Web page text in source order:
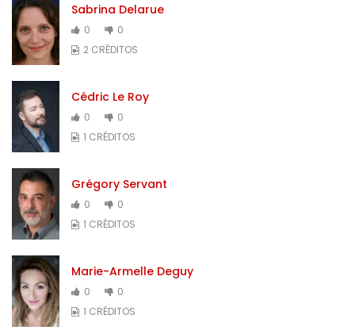
Sabrina Delarue
0
0
2 CRÉDITOS
Cédric Le Roy
0
0
1 CRÉDITOS
Grégory Servant
0
0
1 CRÉDITOS
Marie-Armelle Deguy
0
0
1 CRÉDITOS